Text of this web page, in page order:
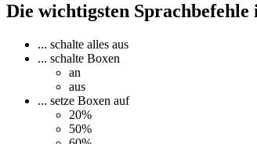
Die wichtigsten
... schalte alles aus
... schalte Boxen
an
aus
... setze Boxen auf
20%
50%